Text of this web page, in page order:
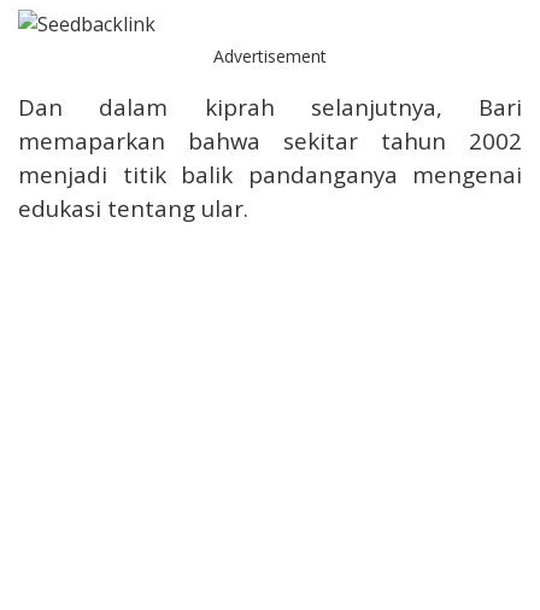
Advertisement
Dan dalam kiprah selanjutnya, Bari
memaparkan bahwa sekitar tahun 2002
menjadi titik balik pandanganya mengenai
edukasi tentang ular.